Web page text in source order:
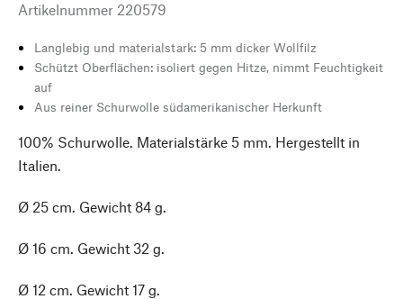
Artikelnummer 220579
Langlebig und materialstark: 5 mm dicker Wollfilz
Schützt Oberflächen: isoliert gegen Hitze, nimmt Feuchtigkeit
auf
Aus reiner Schurwolle südamerikanischer Herkunft
100% Schurwolle. Materialstärke 5 mm. Hergestellt in
Italien.
Ø 25 cm. Gewicht 84 g.
Ø 16 cm. Gewicht 32 g.
Ø 12 cm. Gewicht 17 g.